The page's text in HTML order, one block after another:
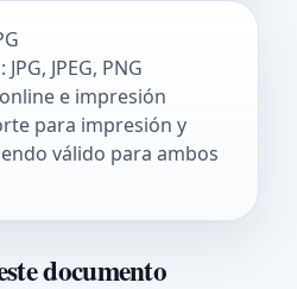
JPEG, PNG
e impresión
para impresión y
válido para ambos
documento